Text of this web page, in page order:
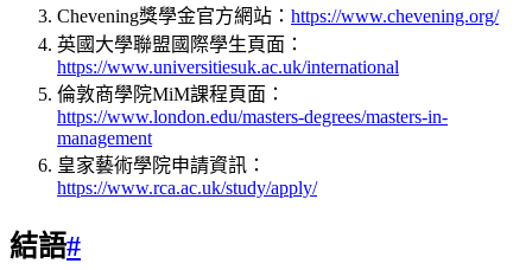
Chevening獎學金官方網站： https://www.chevening.org/
英國大學聯盟國際學生頁面：
https://www.universitiesuk.ac.uk/international
倫敦商學院MiM課程頁面：
https://www.london.edu/masters-degrees/masters-in-
management
皇家藝術學院申請資訊：
https://www.rca.ac.uk/study/apply/
結語#